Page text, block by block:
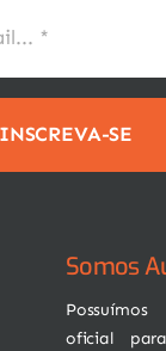
INSCREVA-SE
Somos
oficial